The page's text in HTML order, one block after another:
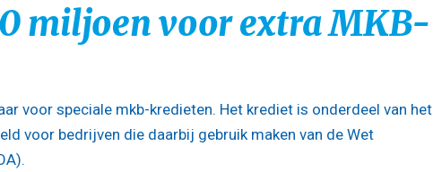
miljoen voor extra MKB-
voor speciale mkb-kredieten. Het krediet is onderdeel van het
voor bedrijven die daarbij gebruik maken van de Wet